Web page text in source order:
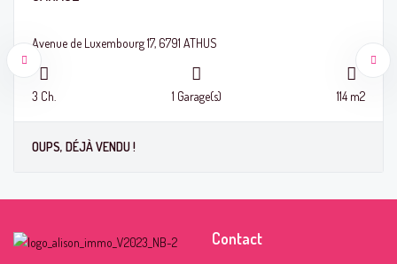
Avenue de Luxembourg 17, 6791 ATHUS
3 Ch. 1 Garage(s) 114 m2
Contact